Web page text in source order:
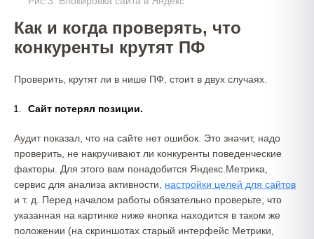
Как и когда проверять, что
конкуренты крутят ПФ
Проверить, крутят ли в нише ПФ, стоит в двух случаях.
Сайт потерял позиции.
Аудит показал, что на сайте нет ошибок. Это значит, надо
проверить, не накручивают ли конкуренты поведенческие
факторы. Для этого вам понадобится Яндекс.Метрика,
сервис для анализа активности, настройки целей для сайтов
и т. д. Перед началом работы обязательно проверьте, что
указанная на картинке ниже кнопка находится в таком же
положении (на скриншотах старый интерфейс Метрики,